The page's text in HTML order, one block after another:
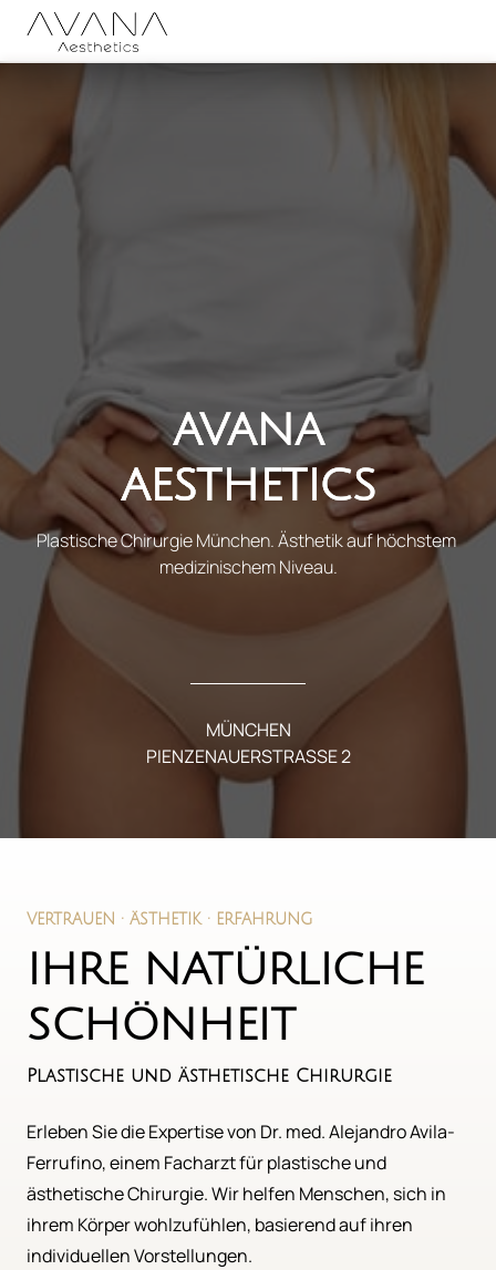
AVANA
AESTHETICS
Plastische Chirurgie München. Ästhetik auf höchstem
medizinischem Niveau.
MÜNCHEN
PIENZENAUERSTRASSE 2
VERTRAUEN · ÄSTHETIK · ERFAHRUNG
IHRE NATÜRLICHE
SCHÖNHEIT
Plastische und ästhetische Chirurgie
Erleben Sie die Expertise von Dr. med. Alejandro Avila-
Ferrufino, einem Facharzt für plastische und
ästhetische Chirurgie. Wir helfen Menschen, sich in
ihrem Körper wohlzufühlen, basierend auf ihren
individuellen Vorstellungen.
URLAUB-
MOBIL